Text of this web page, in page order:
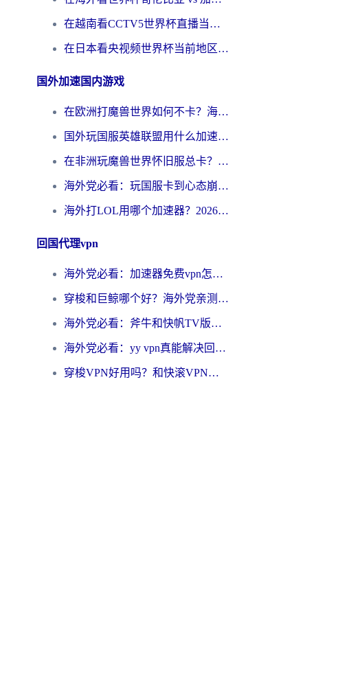
在越南看CCTV5世界杯直播当前IP受限制？海外党体育观赛终极指南来了
在日本看央视频世界杯当前地区不可播放？海外党体育观赛终极指南
国外加速国内游戏
在欧洲打魔兽世界如何不卡？海外玩家的国服游戏加速终极攻略
国外玩国服英雄联盟用什么加速器好？海外党亲测有效的国服游戏加速指南
在非洲玩魔兽世界怀旧服总卡？别慌，这份指南帮你丝滑开荒
海外党必看：玩国服卡到心态崩？少女前线云图计划加速器免费推荐+碧蓝航线足球世界流畅攻略
海外打LOL用哪个加速器？2026实用指南：从延迟到设备适配，一篇解决你的国服游戏痛点
回国代理vpn
海外党必看：加速器免费vpn怎么选？3步教你无缝访问国内资源
穿梭和巨鲸哪个好？海外党亲测3款回国加速器，教你避开90%的坑
海外党必看：斧牛和快帆TV版哪个好？3分钟选对回国加速器，无缝刷B站、追热剧
海外党必看：yy vpn真能解决回国访问难题？附云极initap测评+免费方案对比
穿梭VPN好用吗？和快滚VPN对比哪个回国效果更好？海外党选回国加速器必看指南